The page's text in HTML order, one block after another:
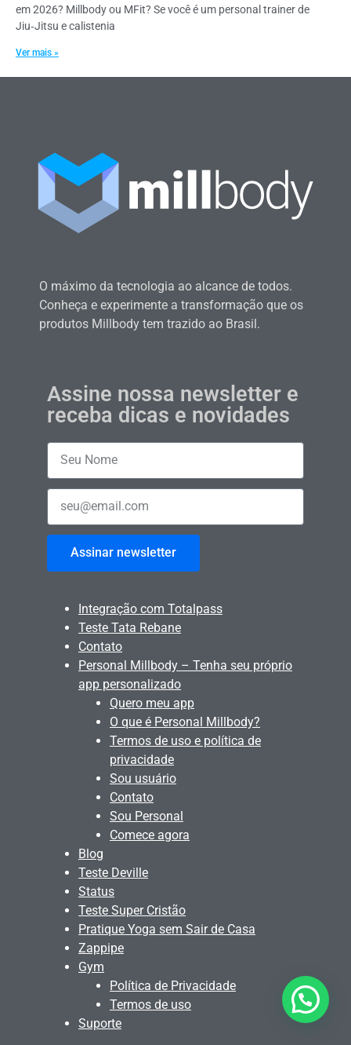
em 2026? Millbody ou MFit? Se você é um personal trainer de
Jiu‑Jitsu e calistenia
Ver mais »
O máximo da tecnologia ao alcance de todos.
Conheça e experimente a transformação que os
produtos Millbody tem trazido ao Brasil.
Assine nossa newsletter e
receba dicas e novidades
Assinar newsletter
Integração com Totalpass
Teste Tata Rebane
Contato
Personal Millbody – Tenha seu próprio
app personalizado
Quero meu app
O que é Personal Millbody?
Termos de uso e política de
privacidade
Sou usuário
Contato
Sou Personal
Comece agora
Blog
Teste Deville
Status
Teste Super Cristão
Pratique Yoga sem Sair de Casa
Zappipe
Gym
Política de Privacidade
Termos de uso
Suporte
Quer alguma ajuda?